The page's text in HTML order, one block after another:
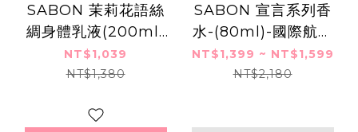
SABON 茉莉花語絲
綢身體乳液(200ml)
(管裝)-國際航空版
NT$1,039
NT$1,380
SABON 宣言系列香
水-(80ml)-國際航空
版-多款可選
NT$1,399 ~ NT$1,599
NT$2,180